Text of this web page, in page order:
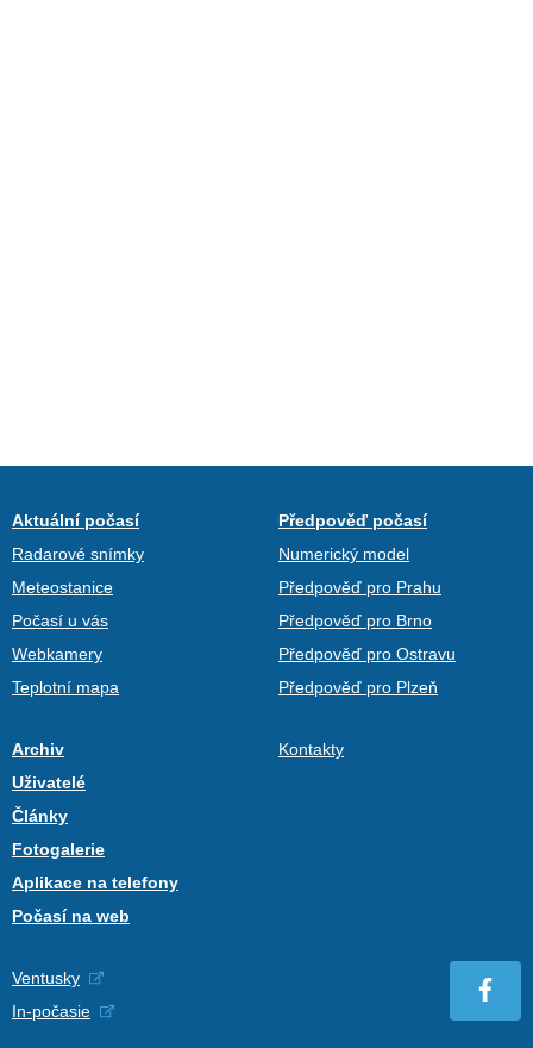
Aktuální počasí
Radarové snímky
Meteostanice
Počasí u vás
Webkamery
Teplotní mapa
Předpověď počasí
Numerický model
Předpověď pro Prahu
Předpověď pro Brno
Předpověď pro Ostravu
Předpověď pro Plzeň
Archiv
Uživatelé
Články
Fotogalerie
Aplikace na telefony
Počasí na web
Kontakty
Ventusky
In-počasie